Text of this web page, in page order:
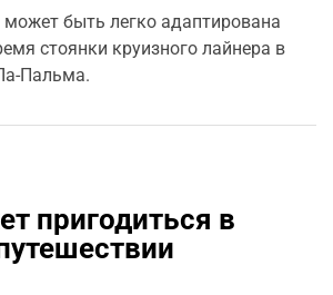
быть легко адаптирована
стоянки круизного лайнера в
Пальма.
пригодиться в